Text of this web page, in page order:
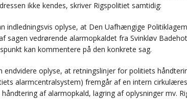
ikke kendes, skriver Rigspolitiet samtidig:
indledningsvis oplyse, at Den Uafhængige
sagen vedrørende alarmopkaldet fra Svinkløv
kan kommentere på den konkrete sag.
endvidere oplyse, at retningslinjer for politiets
alarmcentralsystem) fremgår af en intern
af alarmopkald, lagring af oplysninger mv.